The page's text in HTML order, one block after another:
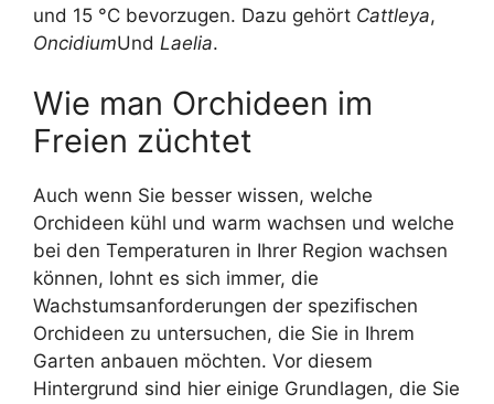
und 15 °C bevorzugen. Dazu gehört Cattleya,
OncidiumUnd Laelia.
Wie man Orchideen im
Freien züchtet
Auch wenn Sie besser wissen, welche
Orchideen kühl und warm wachsen und welche
bei den Temperaturen in Ihrer Region wachsen
können, lohnt es sich immer, die
Wachstumsanforderungen der spezifischen
Orchideen zu untersuchen, die Sie in Ihrem
Garten anbauen möchten. Vor diesem
Hintergrund sind hier einige Grundlagen, die Sie